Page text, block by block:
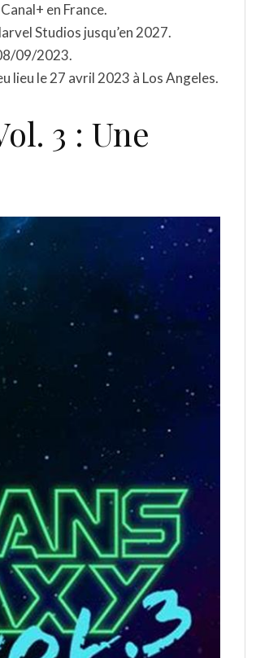
en France.
Studios jusqu’en 2027.
09/2023.
lieu le 27 avril 2023 à Los Angeles.
3 : Une